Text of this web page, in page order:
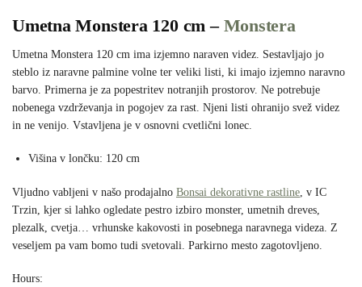
Umetna Monstera 120 cm – Monstera
Umetna Monstera 120 cm ima izjemno naraven videz. Sestavljajo jo
steblo iz naravne palmine volne ter veliki listi, ki imajo izjemno naravno
barvo. Primerna je za popestritev notranjih prostorov. Ne potrebuje
nobenega vzdrževanja in pogojev za rast. Njeni listi ohranijo svež videz
in ne venijo. Vstavljena je v osnovni cvetlični lonec.
Višina v lončku: 120 cm
Vljudno vabljeni v našo prodajalno Bonsai dekorativne rastline , v IC
Trzin, kjer si lahko ogledate pestro izbiro monster, umetnih dreves,
plezalk, cvetja… vrhunske kakovosti in posebnega naravnega videza. Z
veseljem pa vam bomo tudi svetovali. Parkirno mesto zagotovljeno.
Hours: